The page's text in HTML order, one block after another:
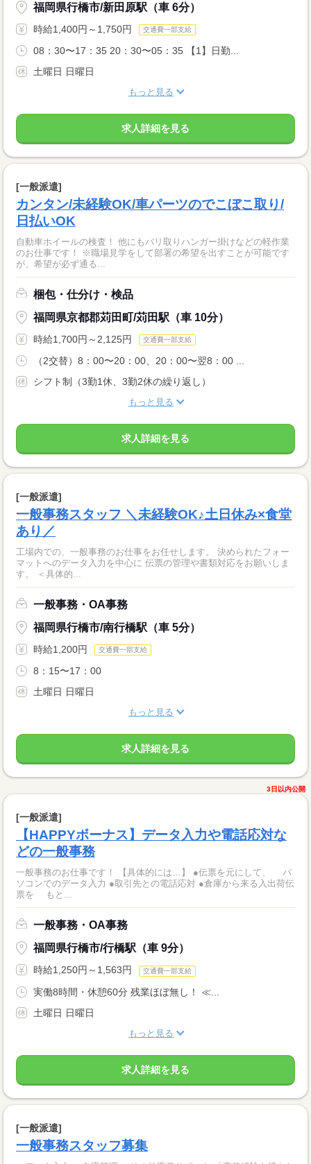
福岡県行橋市/新田原駅（車 6分）
時給1,400円～1,750円 交通費一部支給
08：30〜17：35 20：30〜05：35 【1】日勤...
土曜日 日曜日
もっと見る
求人詳細を見る
[一般派遣]
カンタン/未経験OK/車パーツのでこぼこ取り/
日払いOK
自動車ホイールの検査！ 他にもバリ取りハンガー掛けなどの軽作業
のお仕事です！ ※職場見学をして部署の希望を出すことが可能です
が、希望が必ず通る...
梱包・仕分け・検品
福岡県京都郡苅田町/苅田駅（車 10分）
時給1,700円～2,125円 交通費一部支給
（2交替）8：00〜20：00、20：00〜翌8：00 ...
シフト制（3勤1休、3勤2休の繰り返し）
もっと見る
求人詳細を見る
[一般派遣]
一般事務スタッフ ＼未経験OK♪土日休み×食堂
あり／
工場内での、一般事務のお仕事をお任せします。 決められたフォー
マットへのデータ入力を中心に 伝票の管理や書類対応をお願いしま
す。 ＜具体的...
一般事務・OA事務
福岡県行橋市/南行橋駅（車 5分）
時給1,200円 交通費一部支給
8：15〜17：00
土曜日 日曜日
もっと見る
求人詳細を見る
3日以内公開
[一般派遣]
【HAPPYボーナス】データ入力や電話応対な
どの一般事務
一般事務のお仕事です！ 【具体的には…】 ●伝票を元にして、 パ
ソコンでのデータ入力 ●取引先との電話応対 ●倉庫から来る入出荷伝
票を もと...
一般事務・OA事務
福岡県行橋市/行橋駅（車 9分）
時給1,250円～1,563円 交通費一部支給
実働8時間・休憩60分 残業ほぼ無し！ ≪...
土曜日 日曜日
もっと見る
求人詳細を見る
[一般派遣]
一般事務スタッフ募集